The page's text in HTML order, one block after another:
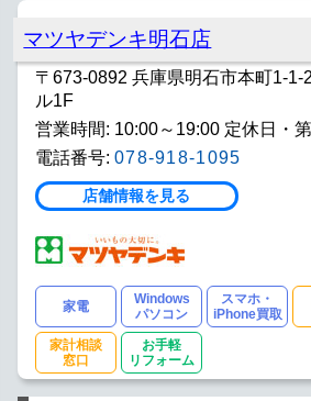
マツヤデンキ明石店
〒673-0892 兵庫県明石市本町1-1-
ル1F
営業時間: 10:00～19:00 定休日・
電話番号: 078-918-1095
店舗情報を見る
家電
Windows
パソコン
スマホ・
iPhone買取
家計相談
窓口
お手軽
リフォーム